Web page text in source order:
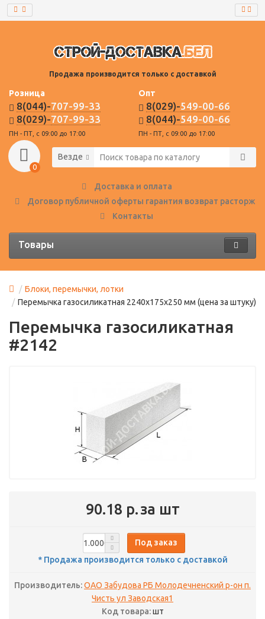
Продажа производится только с доставкой
Розница
8(044)-707-99-33
8(029)-707-99-33
ПН - ПТ, с 09:00 до 17:00
Опт
8(029)-549-00-66
8(044)-549-00-66
ПН - ПТ, с 09:00 до 17:00
0
Везде
Доставка и оплата
Договор публичной оферты гарантия возврат
Контакты
Товары
Блоки, перемычки, лотки
Перемычка газосиликатная 2240х175х250 мм (цена за штуку)
Перемычка газосиликатная
#2142
90.18 р.за шт
Под заказ
* Продажа производится только с доставкой
Производитель:ОАО Забудова РБ Молодечненский р-он п.
Чисть ул Заводская1
Код товара: шт